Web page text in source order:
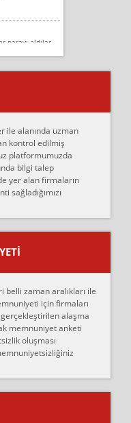
parayı aldılar.
renkli bantı
taşımak için
şekilde
problemleri
gününde
ankaradan
taşınacağı gün
yaptım.
kişiler ağrılı
ile alanında uzman
kontrol edilmiş
platformumuzda
bilgi talep
yer alan firmaların
sağladığımızı
zaman aralıkları ile
için firmaları
alaşma
memnuniyet anketi
oluşması